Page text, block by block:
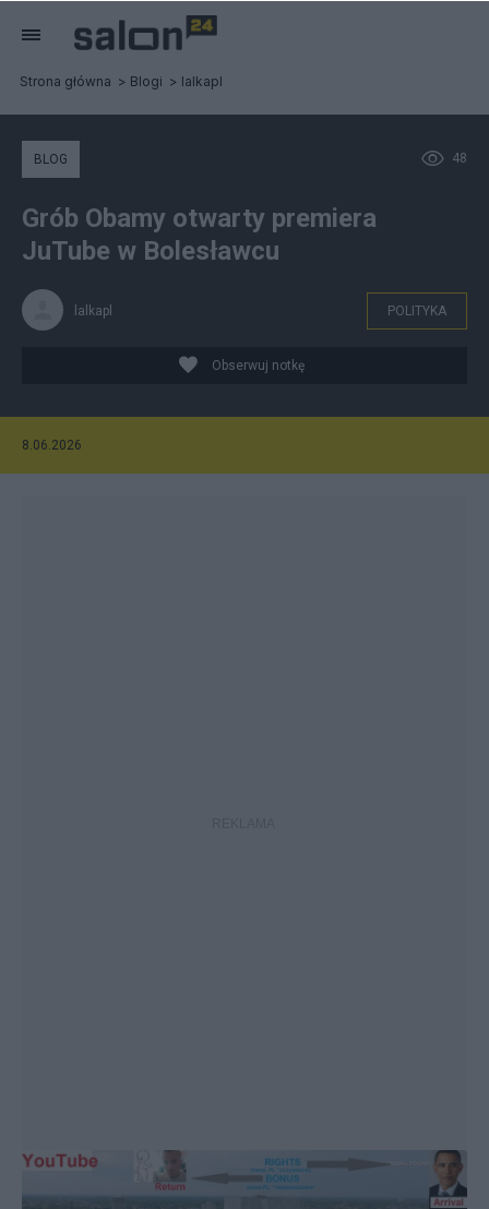
Strona główna Blogi lalkapl
48
BLOG
Grób Obamy otwarty premiera
JuTube w Bolesławcu
lalkapl POLITYKA
Obserwuj notkę
8.06.2026